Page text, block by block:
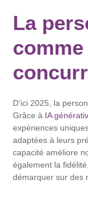
La
D’ici 2025, la
Grâce à IA
expériences
adaptées à leurs
capacité améliore
également la
démarquer sur des